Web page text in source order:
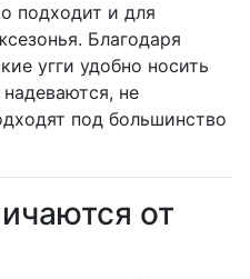
подходит и для
Благодаря
угги удобно носить
не
под большинство
от